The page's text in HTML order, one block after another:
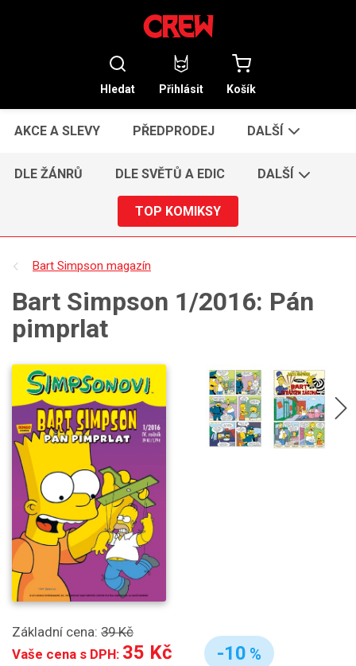
Hledat Přihlásit Košík
AKCE A SLEVY PŘEDPRODEJ DALŠÍ
DLE ŽÁNRŮ DLE SVĚTŮ A EDIC DALŠÍ
TOP KOMIKSY
Bart Simpson magazín
Bart Simpson 1/2016: Pán
pimprlat
Základní cena: 39 Kč
Vaše cena s DPH: 35 Kč -10 %